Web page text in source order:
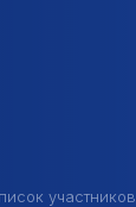
участников